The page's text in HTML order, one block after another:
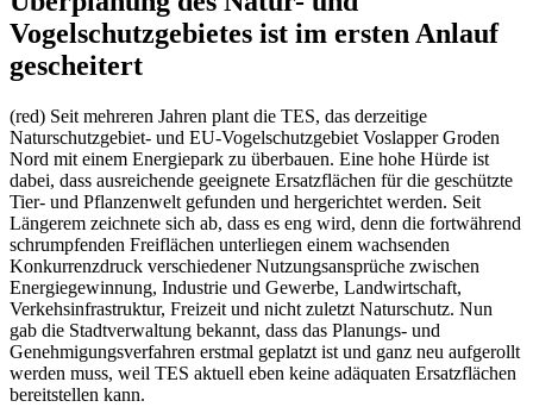
Vogelschutzgebietes ist im ersten Anlauf
gescheitert
(red) Seit mehreren Jahren plant die TES, das derzeitige
Naturschutzgebiet- und EU-Vogelschutzgebiet Voslapper Groden
Nord mit einem Energiepark zu überbauen. Eine hohe Hürde ist
dabei, dass ausreichende geeignete Ersatzflächen für die geschützte
Tier- und Pflanzenwelt gefunden und hergerichtet werden. Seit
Längerem zeichnete sich ab, dass es eng wird, denn die fortwährend
schrumpfenden Freiflächen unterliegen einem wachsenden
Konkurrenzdruck verschiedener Nutzungsansprüche zwischen
Energiegewinnung, Industrie und Gewerbe, Landwirtschaft,
Verkehsinfrastruktur, Freizeit und nicht zuletzt Naturschutz. Nun
gab die Stadtverwaltung bekannt, dass das Planungs- und
Genehmigungsverfahren erstmal geplatzt ist und ganz neu aufgerollt
werden muss, weil TES aktuell eben keine adäquaten Ersatzflächen
bereitstellen kann.